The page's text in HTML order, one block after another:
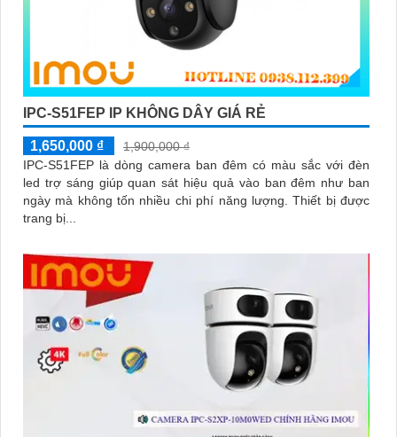
IPC-S51FEP IP KHÔNG DÂY GIÁ RẺ
1,650,000 ₫
1,900,000 ₫
IPC-S51FEP là dòng camera ban đêm có màu sắc với đèn
led trợ sáng giúp quan sát hiệu quả vào ban đêm như ban
ngày mà không tốn nhiều chi phí năng lượng. Thiết bị được
trang bị...